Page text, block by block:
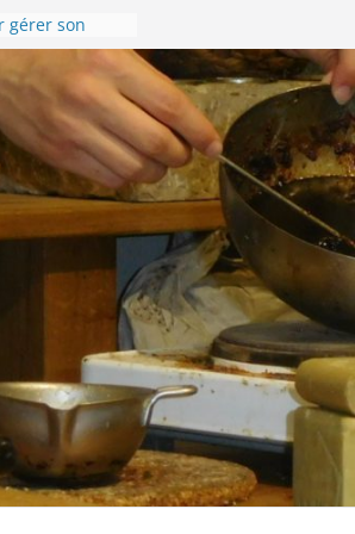
2024 !
son
en images !
–
du 8 au
la Via
de
de